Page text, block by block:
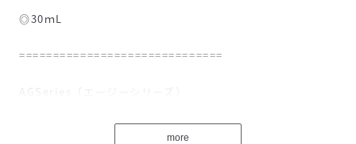
◎30ｍL
==============================
AGSeries（エージーシリーズ）
ゾンビ細胞※1の浄化とヒトデの再生力に着目した
more